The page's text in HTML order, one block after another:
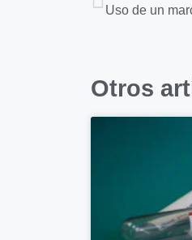
Otros